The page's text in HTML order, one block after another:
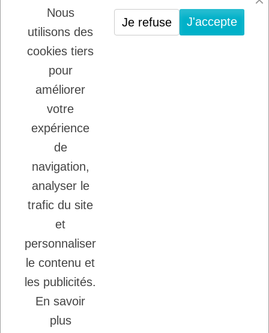
01/07/2026
PLATINUM : LE MEILLEUR DE LA
VIANDE POUR CHIENS ET CHATS
22/08/2025
LADYBEL : DES SOINS FRANCAIS DE
GRANDE QUALITE
Inscription à la newsletter
Vous pouvez vous désinscrire à tout moment.
J'accepte les conditions générales et la
politique de confidentialité.
Copyright © 2026 - DogFrenchTouch™
Nous
utilisons des
cookies tiers
pour
améliorer
votre
expérience
de
navigation,
analyser le
trafic du site
et
personnaliser
le contenu et
les publicités.
En savoir
plus
J'accepte
Je refuse